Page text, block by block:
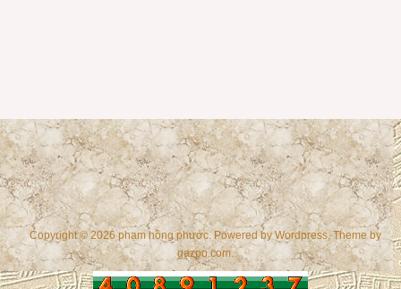
Copyright © 2026 phạm hồng phước. Powered byWordpress, Theme by
gazpo.com.